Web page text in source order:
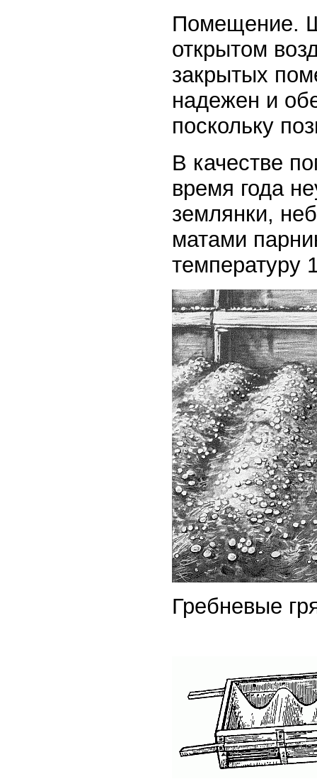
Помещение.
открытом
закрытых
надежен и
поскольку
В качестве
время года
землянки,
матами
температуру
Гребневые